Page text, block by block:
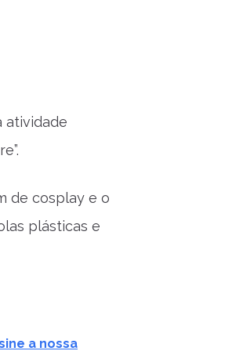
atividade
de cosplay e o
plásticas e
a nossa